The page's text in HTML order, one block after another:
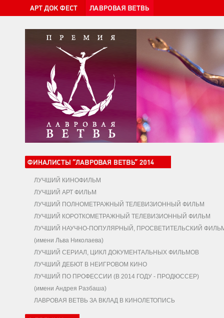
ЛУЧШИЙ КИНОФИЛЬМ
ЛУЧШИЙ АРТ ФИЛЬМ
ЛУЧШИЙ ПОЛНОМЕТРАЖНЫЙ ТЕЛЕВИЗИОННЫЙ ФИЛЬМ
ЛУЧШИЙ КОРОТКОМЕТРАЖНЫЙ ТЕЛЕВИЗИОННЫЙ ФИЛЬМ
ЛУЧШИЙ НАУЧНО-ПОПУЛЯРНЫЙ, ПРОСВЕТИТЕЛЬСКИЙ
(имени Льва Николаева)
ЛУЧШИЙ СЕРИАЛ, ЦИКЛ ДОКУМЕНТАЛЬНЫХ ФИЛЬМОВ
ЛУЧШИЙ ДЕБЮТ В НЕИГРОВОМ КИНО
ЛУЧШИЙ ПО ПРОФЕССИИ (В 2014 ГОДУ - ПРОДЮССЕР)
(имени Андрея Разбаша)
ЛАВРОВАЯ ВЕТВЬ ЗА ВКЛАД В КИНОЛЕТОПИСЬ